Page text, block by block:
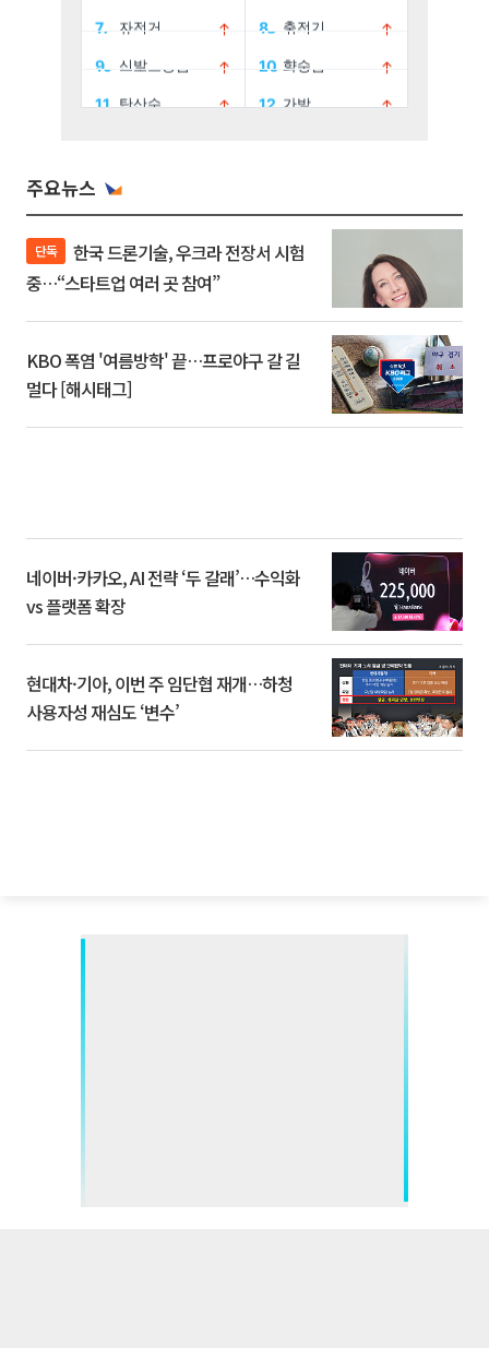
주요뉴스
단독
중…“스타트업 여러 곳 참여”
KBO 폭염 '여름방학' 끝…프로야구 갈 길
멀다 [해시태그]
네이버·카카오, AI 전략 ‘두 갈래’…수익화
vs 플랫폼 확장
현대차·기아, 이번 주 임단협 재개…하청
사용자성 재심도 ‘변수’